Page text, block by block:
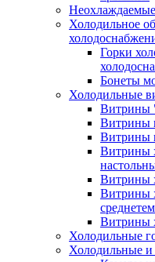
Холодильное
Горки
Бонеты
Холодильные
Витрины
Витрины
Витрины
Витрины
Витрины
Витрины
Витрины
Холодильные
Холодильные